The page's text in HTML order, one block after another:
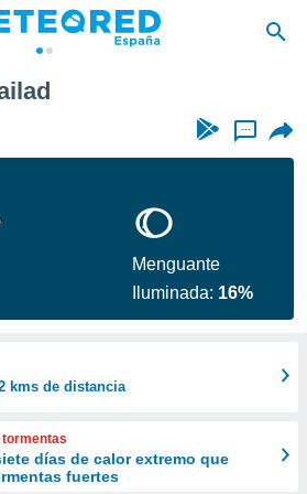
...
Menguante
Iluminada: 16%
kms de distancia
días de calor extremo que
fuertes